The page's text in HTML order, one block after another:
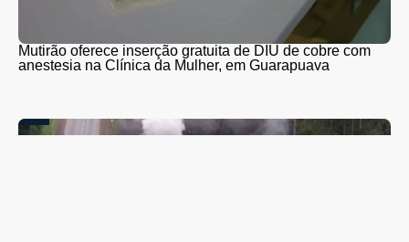
Mutirão oferece inserção gratuita de DIU de cobre com
anestesia na Clínica da Mulher, em Guarapuava